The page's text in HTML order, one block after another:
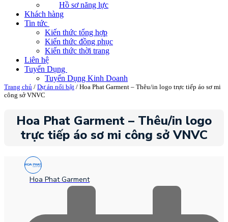
Hồ sơ năng lực
Khách hàng
Tin tức
Kiến thức tổng hợp
Kiến thức đồng phục
Kiến thức thời trang
Liên hệ
Tuyển Dụng
Tuyển Dụng Kinh Doanh
Trang chủ / Dự án nổi bật / Hoa Phat Garment – Thêu/in logo trực tiếp áo sơ mi
công sở VNVC
Hoa Phat Garment – Thêu/in logo
trực tiếp áo sơ mi công sở VNVC
Hoa Phat Garment